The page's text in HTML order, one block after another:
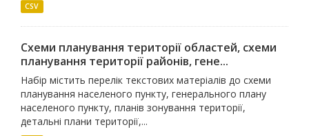
CSV
Схеми планування території областей, схеми
планування території районів, гене...
Набір містить перелік текстових матеріалів до схеми
планування населеного пункту, генерального плану
населеного пункту, планів зонування території,
детальні плани території,...